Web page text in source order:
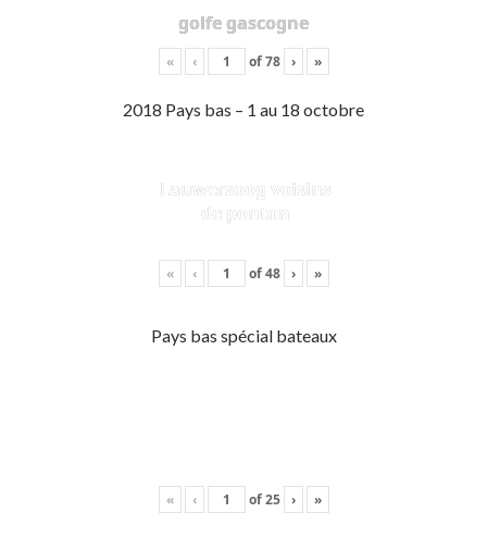
golfe gascogne
« ‹ of78 › »
2018 Pays bas – 1 au 18 octobre
Lauwersoog voisins
de ponton
« ‹ of48 › »
Pays bas spécial bateaux
« ‹ of25 › »